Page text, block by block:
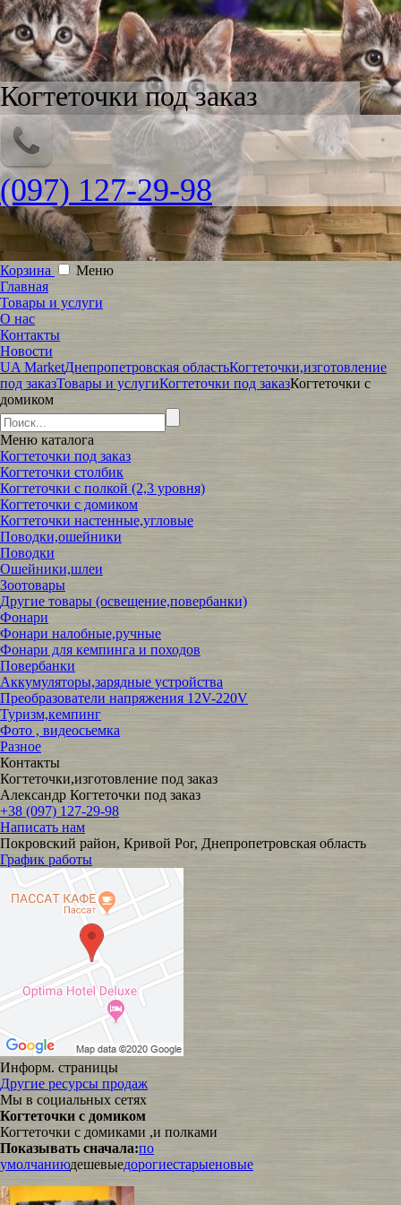
Когтеточки под заказ
(097) 127-29-98
Корзина
Меню
Главная
Товары и услуги
О нас
Контакты
Новости
UA MarketДнепропетровская областьКогтеточки,изготовление
под заказТовары и услугиКогтеточки под заказКогтеточки с
домиком
Меню каталога
Когтеточки под заказ
Когтеточки столбик
Когтеточки с полкой (2,3 уровня)
Когтеточки с домиком
Когтеточки настенные,угловые
Поводки,ошейники
Поводки
Ошейники,шлеи
Зоотовары
Другие товары (освещение,повербанки)
Фонари
Фонари налобные,ручные
Фонари для кемпинга и походов
Повербанки
Аккумуляторы,зарядные устройства
Преобразователи напряжения 12V-220V
Туризм,кемпинг
Фото , видеосьемка
Разное
Контакты
Когтеточки,изготовление под заказ
Александр Когтеточки под заказ
+38 (097) 127-29-98
Написать нам
Покровский район, Кривой Рог, Днепропетровская область
График работы
Информ. страницы
Другие ресурсы продаж
Мы в социальных сетях
Когтеточки с домиком
Когтеточки с домиками ,и полками
Показывать сначала:по
умолчаниюдешевыедорогиестарыеновые